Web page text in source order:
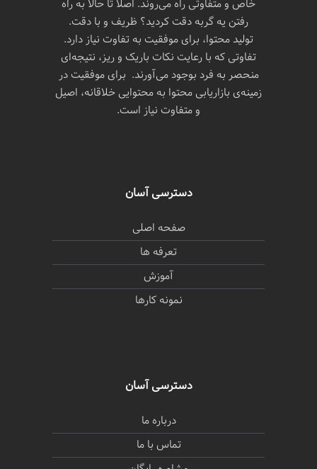
خاص و متفاوتی راه می‌روند. اصلا تا حالا به راه
رفتن یه گربه دقت کردید؟ ظریف و با دقت.
تولید محتوا، برای موفقیت به تفاوت نیاز دارد.
تفاوتی که با رعایت نکات باریک و ریز، نتیجه‌ای
منحصر به فرد بوجود می‌آورند. برای موفقیت در
زمینه‌ی بازاریابی محتوا به محتوایی خلاقانه، اصیل
و متفاوت نیاز است.
دسترسی آسان
صفحه اصلی
تعرفه ها
آموزش
نمونه کارها
دسترسی آسان
درباره ما
تماس با ما